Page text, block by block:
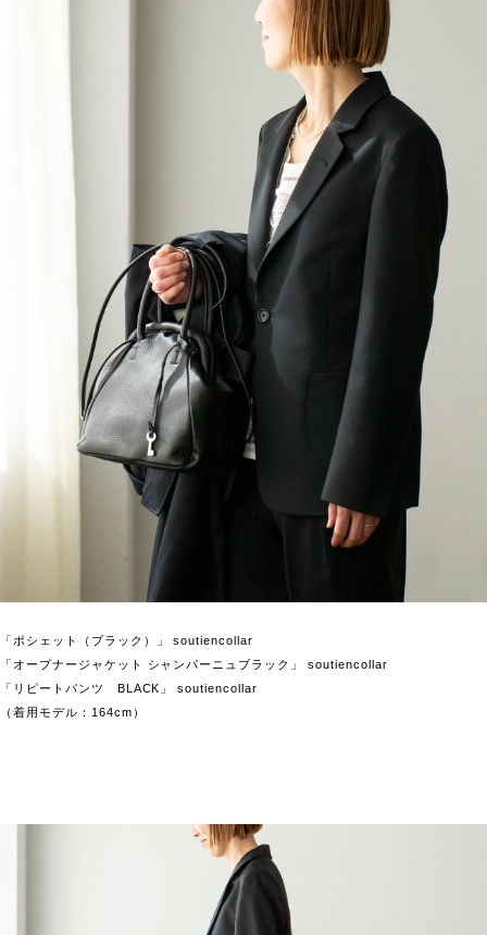
「ポシェット（ブラック）」 soutiencollar
「オープナージャケット シャンパーニュブラック」 soutiencollar
「リピートパンツ BLACK」 soutiencollar
（着用モデル：164cm）